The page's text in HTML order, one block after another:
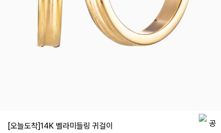
[오늘도착]14K 벨라미들링 귀걸이